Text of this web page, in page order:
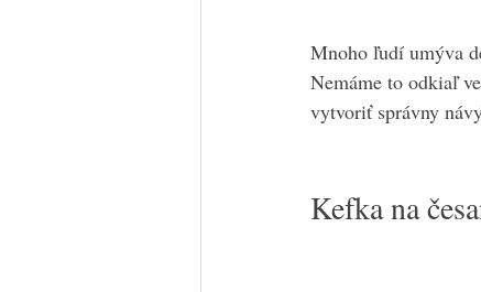
Mnoho ľudí umýva
Nemáme to odkiaľ
vytvoriť správny
Kefka na